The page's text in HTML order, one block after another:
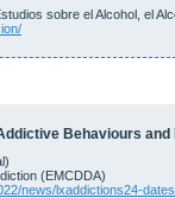
sobre el Alcohol, el
Behaviours and
(EMCDDA)
news/lxaddictions24-